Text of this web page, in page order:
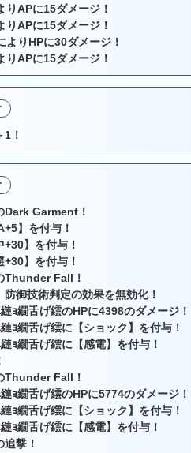
りAPに15ダメージ！
りAPに15ダメージ！
よりHPに30ダメージ！
りAPに15ダメージ！
！
Dark Garment！
】を付与！
+30】を付与！
+30】を付与！
Thunder Fall！
防御技術判定の効果を無効化！
ｮ繝舌げ繧のHPに4398のダメージ！
ｮ繝舌げ繧に【ショック】を付与！
ｮ繝舌げ繧に【感電】を付与！
Thunder Fall！
ｮ繝舌げ繧のHPに5774のダメージ！
ｮ繝舌げ繧に【ショック】を付与！
ｮ繝舌げ繧に【感電】を付与！
撃！